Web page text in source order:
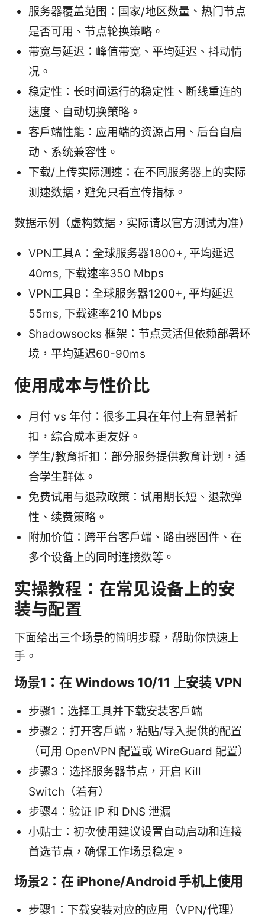
服务器覆盖范围：国家/地区数量、热门节点
是否可用、节点轮换策略。
带宽与延迟：峰值带宽、平均延迟、抖动情
况。
稳定性：长时间运行的稳定性、断线重连的
速度、自动切换策略。
客户端性能：应用端的资源占用、后台自启
动、系统兼容性。
下载/上传实际测速：在不同服务器上的实际
测速数据，避免只看宣传指标。
数据示例（虚构数据，实际请以官方测试为准）
VPN工具A：全球服务器1800+, 平均延迟
40ms, 下载速率350 Mbps
VPN工具B：全球服务器1200+, 平均延迟
55ms, 下载速率210 Mbps
Shadowsocks 框架：节点灵活但依赖部署环
境，平均延迟60-90ms
使用成本与性价比
月付 vs 年付：很多工具在年付上有显著折
扣，综合成本更友好。
学生/教育折扣：部分服务提供教育计划，适
合学生群体。
免费试用与退款政策：试用期长短、退款弹
性、续费策略。
附加价值：跨平台客户端、路由器固件、在
多个设备上的同时连接数等。
实操教程：在常见设备上的安
装与配置
下面给出三个场景的简明步骤，帮助你快速上
手。
场景1：在 Windows 10/11 上安装 VPN
步骤1：选择工具并下载安装客户端
步骤2：打开客户端，粘贴/导入提供的配置
（可用 OpenVPN 配置或 WireGuard 配置）
步骤3：选择服务器节点，开启 Kill
Switch（若有）
步骤4：验证 IP 和 DNS 泄漏
小贴士：初次使用建议设置自动启动和连接
首选节点，确保工作场景稳定。
场景2：在 iPhone/Android 手机上使用
步骤1：下载安装对应的应用（VPN/代理）